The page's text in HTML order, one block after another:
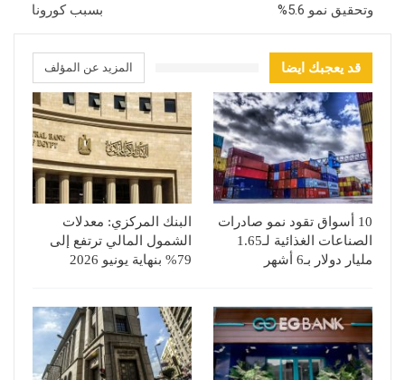
وتحقيق نمو 5.6%
بسبب كورونا
قد يعجبك ايضا المزيد عن المؤلف
10 أسواق تقود نمو صادرات
الصناعات الغذائية لـ1.65
مليار دولار بـ6 أشهر
البنك المركزي: معدلات
الشمول المالي ترتفع إلى
79% بنهاية يونيو 2026